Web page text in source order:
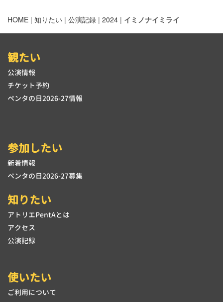
HOME | 知りたい | 公演記録 | 2024 | イミノナイミライ
観たい
公演情報
チケット予約
ペンタの日2026-27情報
参加したい
新着情報
ペンタの日2026-27募集
知りたい
アトリエPentAとは
アクセス
公演記録
使いたい
ご利用について